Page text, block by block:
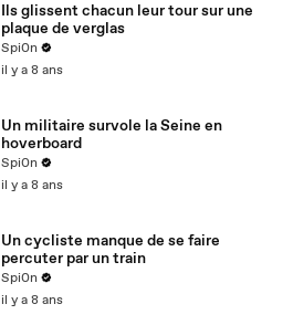
Ils glissent chacun leur tour sur une
plaque de verglas
Spi0n
il y a 8 ans
Un militaire survole la Seine en
hoverboard
Spi0n
il y a 8 ans
Un cycliste manque de se faire
percuter par un train
Spi0n
il y a 8 ans